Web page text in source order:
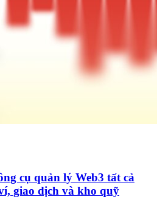
cụ quản lý Web3 tất cả
giao dịch và kho quỹ